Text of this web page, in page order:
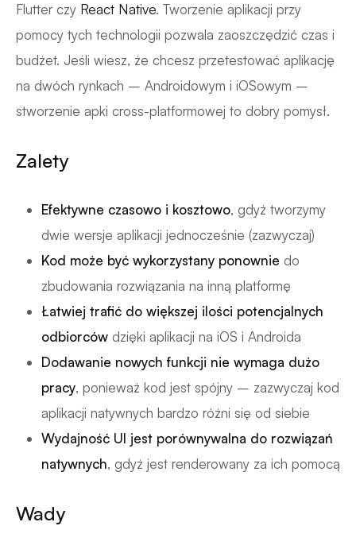
Flutter czy React Native. Tworzenie aplikacji przy
pomocy tych technologii pozwala zaoszczędzić czas i
budżet. Jeśli wiesz, że chcesz przetestować aplikację
na dwóch rynkach – Androidowym i iOSowym –
stworzenie apki cross-platformowej to dobry pomysł.
Zalety
Efektywne czasowo i kosztowo, gdyż tworzymy
dwie wersje aplikacji jednocześnie (zazwyczaj)
Kod może być wykorzystany ponownie do
zbudowania rozwiązania na inną platformę
Łatwiej trafić do większej ilości potencjalnych
odbiorców dzięki aplikacji na iOS i Androida
Dodawanie nowych funkcji nie wymaga dużo
pracy, ponieważ kod jest spójny – zazwyczaj kod
aplikacji natywnych bardzo różni się od siebie
Wydajność UI jest porównywalna do rozwiązań
natywnych, gdyż jest renderowany za ich pomocą
Wady